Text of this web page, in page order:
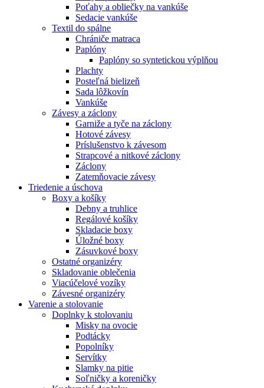
Poťahy a obliečky na vankúše
Sedacie vankúše
Textil do spálne
Chrániče matraca
Paplóny
Paplóny so syntetickou výplňou
Plachty
Posteľná bielizeň
Sada lôžkovín
Vankúše
Závesy a záclony
Garniže a tyče na záclony
Hotové závesy
Príslušenstvo k závesom
Strapcové a nitkové záclony
Záclony
Zatemňovacie závesy
Triedenie a úschova
Boxy a košíky
Debny a truhlice
Regálové košíky
Skladacie boxy
Úložné boxy
Zásuvkové boxy
Ostatné organizéry
Skladovanie oblečenia
Viacúčelové vozíky
Závesné organizéry
Varenie a stolovanie
Doplnky k stolovaniu
Misky na ovocie
Podtácky
Popolníky
Servítky
Slamky na pitie
Soľničky a koreničky